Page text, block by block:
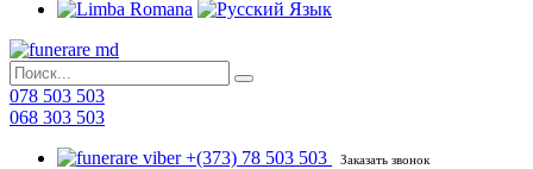
078 503 503
068 303 503
+(373) 78 503 503
Заказать звонок